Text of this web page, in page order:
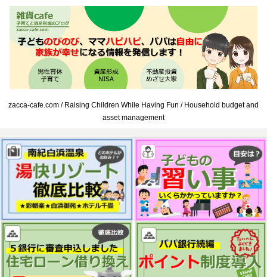
zacca-cafe.com / Raising Children While Having Fun / Household budget and
asset management